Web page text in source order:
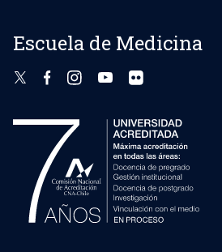
Escuela de Medicina